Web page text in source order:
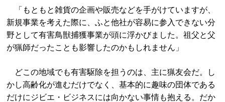
「もともと雑貨の企画や販売などを手がけていますが、
新規事業を考えた際に、ふと他社が容易に参入できない分
野として有害鳥獣捕獲事業が頭に浮かびました。祖父と父
が猟師だったことも影響したのかもしれません」
どこの地域でも有害駆除を担うのは、主に猟友会だ。し
かし高齢化が進むだけでなく、基本的に趣味の団体である
だけにジビエ・ビジネスには向かない事情も抱える。だか